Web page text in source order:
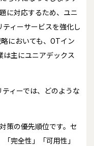
に対応するため、ユニ
ィーサービスを強化し
においても、OTイン
は主にユニアデックス
ィーでは、どのような
策の優先順位です。セ
完全性」「可用性」